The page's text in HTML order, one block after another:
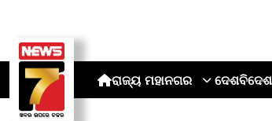
ରାଜ୍ୟ ମହାନଗର ଦେଶବିଦେଶ